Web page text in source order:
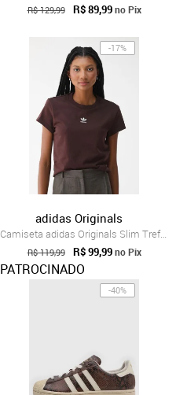
R$ 129,99 R$ 89,99 no Pix
-17%
adidas Originals
Camiseta adidas Originals Slim Trefoil Marrom
R$ 119,99 R$ 99,99 no Pix
PATROCINADO
-40%